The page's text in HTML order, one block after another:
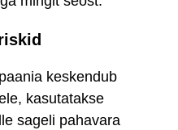
keskendub
kasutatakse
sageli pahavara